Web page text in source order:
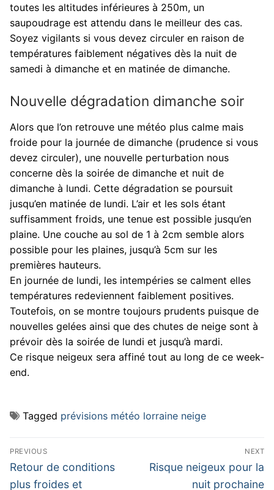
toutes les altitudes inférieures à 250m, un
saupoudrage est attendu dans le meilleur des cas.
Soyez vigilants si vous devez circuler en raison de
températures faiblement négatives dès la nuit de
samedi à dimanche et en matinée de dimanche.
Nouvelle dégradation dimanche soir
Alors que l’on retrouve une météo plus calme mais
froide pour la journée de dimanche (prudence si vous
devez circuler), une nouvelle perturbation nous
concerne dès la soirée de dimanche et nuit de
dimanche à lundi. Cette dégradation se poursuit
jusqu’en matinée de lundi. L’air et les sols étant
suffisamment froids, une tenue est possible jusqu’en
plaine. Une couche au sol de 1 à 2cm semble alors
possible pour les plaines, jusqu’à 5cm sur les
premières hauteurs.
En journée de lundi, les intempéries se calment elles
températures redeviennent faiblement positives.
Toutefois, on se montre toujours prudents puisque de
nouvelles gelées ainsi que des chutes de neige sont à
prévoir dès la soirée de lundi et jusqu’à mardi.
Ce risque neigeux sera affiné tout au long de ce week-
end.
Tagged prévisions météo lorraine neige
Navigation
de
PREVIOUS
Previous
post:
Retour de conditions
plus froides et
NEXT
Next
Risque neigeux pour la
nuit prochaine